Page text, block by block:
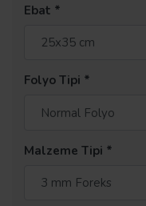
Ebat
Folyo Tipi
Malzeme Tipi